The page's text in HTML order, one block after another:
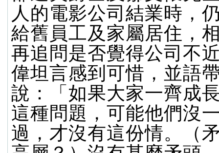
人的電影公司結業時，
給舊員工及家屬居住，
再追問是否覺得公司不
偉坦言感到可惜，並語
說：「如果大家一齊成
這種問題，可能他們沒
過，才沒有這份情。（